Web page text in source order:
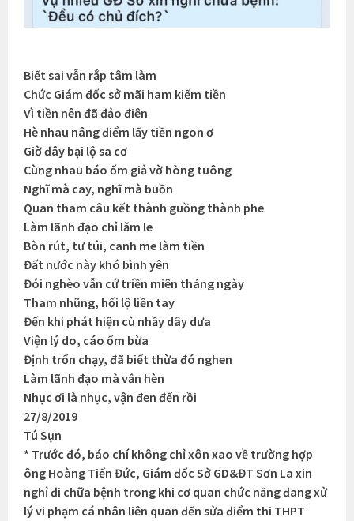
Biết sai vẫn rắp tâm làm
Chức Giám đốc sở mãi ham kiếm tiền
Vì tiền nên đã đảo điên
Hè nhau nâng điểm lấy tiền ngon ơ
Giờ đây bại lộ sa cơ
Cùng nhau báo ốm giả vờ hòng tuông
Nghĩ mà cay, nghĩ mà buồn
Quan tham câu kết thành guồng thành phe
Làm lãnh đạo chỉ lăm le
Bòn rút, tư túi, canh me làm tiền
Đất nước này khó bình yên
Đói nghèo vẫn cứ triền miên tháng ngày
Tham nhũng, hối lộ liền tay
Đến khi phát hiện cù nhầy dây dưa
Viện lý do, cáo ốm bừa
Định trốn chạy, đã biết thừa đó nghen
Làm lãnh đạo mà vẫn hèn
Nhục ơi là nhục, vận đen đến rồi
27/8/2019
Tú Sụn
* Trước đó, báo chí không chỉ xôn xao về trường hợp
ông Hoàng Tiến Đức, Giám đốc Sở GD&ĐT Sơn La xin
nghỉ đi chữa bệnh trong khi cơ quan chức năng đang xử
lý vi phạm cá nhân liên quan đến sửa điểm thi THPT